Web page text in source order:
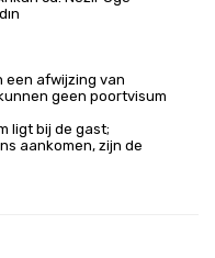
een afwijzing van
geen poortvisum
ligt bij de gast;
aankomen, zijn de